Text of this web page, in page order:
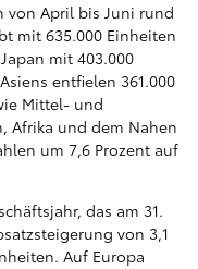
von April bis Juni rund
mit 635.000 Einheiten
mit 403.000
entfielen 361.000
Mittel- und
Afrika und dem Nahen
um 7,6 Prozent auf
das am 31.
von 3,1
Auf Europa